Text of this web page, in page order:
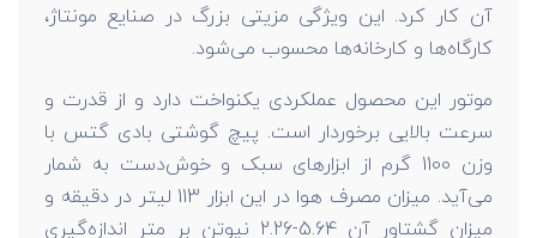
آن کار کرد. این ویژگی مزیتی بزرگ در صنایع مونتاژ،
کارگاه‌ها و کارخانه‌ها محسوب می‌شود.
موتور این محصول عملکردی یکنواخت دارد و از قدرت و
سرعت بالایی برخوردار است. پیچ گوشتی بادی گتس با
وزن 1100 گرم از ابزارهای سبک و خوش‌دست به شمار
می‌آید. میزان مصرف هوا در این ابزار 113 لیتر در دقیقه و
میزان گشتاور آن 5.64-2.26 نیوتن بر متر اندازه‌گیری